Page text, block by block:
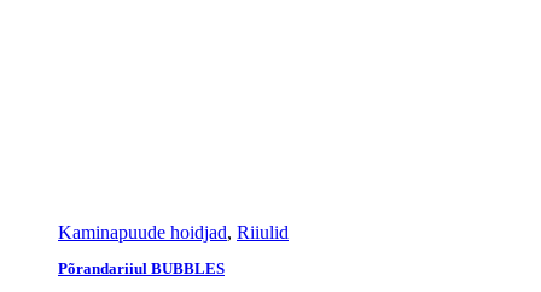
Kaminapuude hoidjad, Riiulid
Põrandariiul BUBBLES